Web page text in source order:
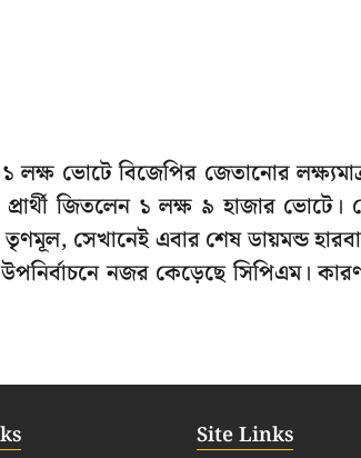
লক্ষ ভোটে বিজেপির জেতানোর
জিতলেন ১ লক্ষ ৯ হাজার ভোটে।
সেখানেই এবার শেষ ডায়মন্ড
নজর কেড়েছে সিপিএম।
Site Links